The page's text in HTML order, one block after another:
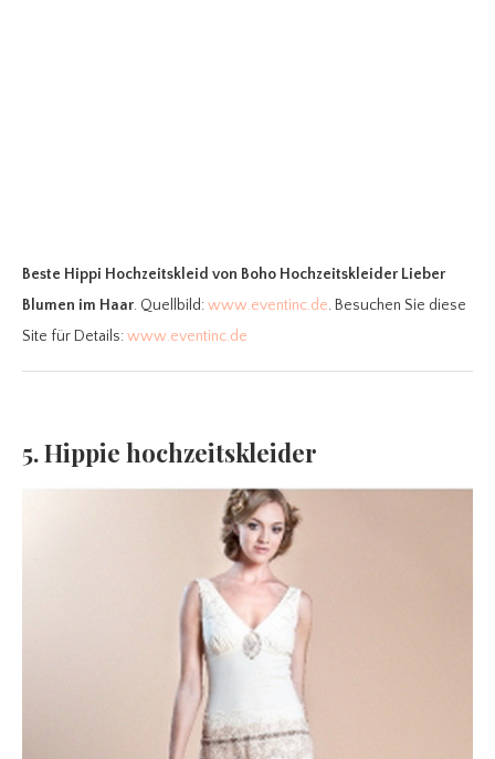
Beste Hippi Hochzeitskleid von Boho Hochzeitskleider Lieber
Blumen im Haar. Quellbild:www.eventinc.de. Besuchen Sie diese
Site für Details:www.eventinc.de
5. Hippie hochzeitskleider